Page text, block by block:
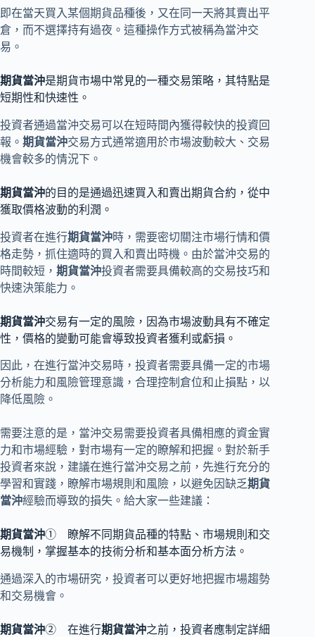
即在當天買入某個期貨品種後，又在同一天將其賣出平
倉，而不選擇持有過夜。這種操作方式被稱為當沖交
易。
期貨當沖是期貨市場中常見的一種交易策略，其特點是
短期性和快速性。
投資者通過當沖交易可以在短時間內獲得較快的投資回
報。 期貨當沖交易方式通常適用於市場波動較大、交易
機會較多的情況下。
期貨當沖的目的是通過迅速買入和賣出期貨合約，從中
獲取價格波動的利潤。
投資者在進行期貨當沖時，需要密切關注市場行情和價
格走勢，抓住適時的買入和賣出時機。由於當沖交易的
時間較短， 期貨當沖投資者需要具備較高的交易技巧和
快速決策能力。
期貨當沖交易有一定的風險，因為市場波動具有不確定
性，價格的變動可能會導致投資者獲利或虧損。
因此，在進行當沖交易時，投資者需要具備一定的市場
分析能力和風險管理意識，合理控制倉位和止損點，以
降低風險。
需要注意的是，當沖交易需要投資者具備相應的資金實
力和市場經驗，對市場有一定的瞭解和把握。對於新手
投資者來說，建議在進行當沖交易之前，先進行充分的
學習和實踐，瞭解市場規則和風險，以避免因缺乏期貨
當沖經驗而導致的損失。給大家一些建議：
期貨當沖① 瞭解不同期貨品種的特點、市場規則和交
易機制，掌握基本的技術分析和基本面分析方法。
通過深入的市場研究，投資者可以更好地把握市場趨勢
和交易機會。
期貨當沖② 在進行期貨當沖之前，投資者應制定詳細